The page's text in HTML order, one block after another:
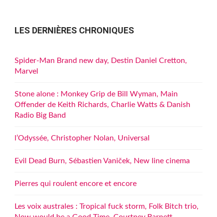
LES DERNIÈRES CHRONIQUES
Spider-Man Brand new day, Destin Daniel Cretton,
Marvel
Stone alone : Monkey Grip de Bill Wyman, Main
Offender de Keith Richards, Charlie Watts & Danish
Radio Big Band
l’Odyssée, Christopher Nolan, Universal
Evil Dead Burn, Sébastien Vaniček, New line cinema
Pierres qui roulent encore et encore
Les voix australes : Tropical fuck storm, Folk Bitch trio,